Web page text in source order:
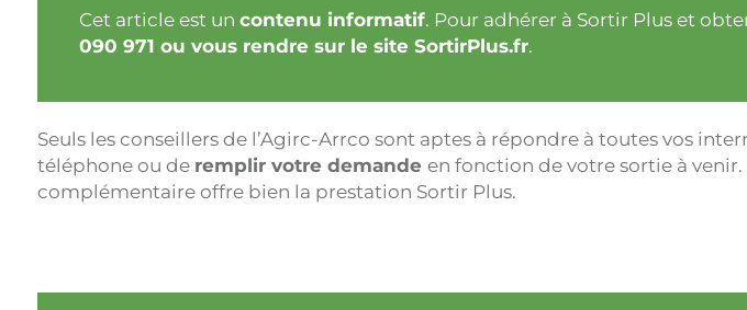
Cet article est un contenu informatif. Pour adhérer à Sortir Plus et
090 971 ou vous rendre sur le site SortirPlus.fr.
Seuls les conseillers de l’Agirc-Arrco sont aptes à répondre à toutes vos
téléphone ou de remplir votre demande en fonction de votre sortie à venir.
complémentaire offre bien la prestation Sortir Plus.